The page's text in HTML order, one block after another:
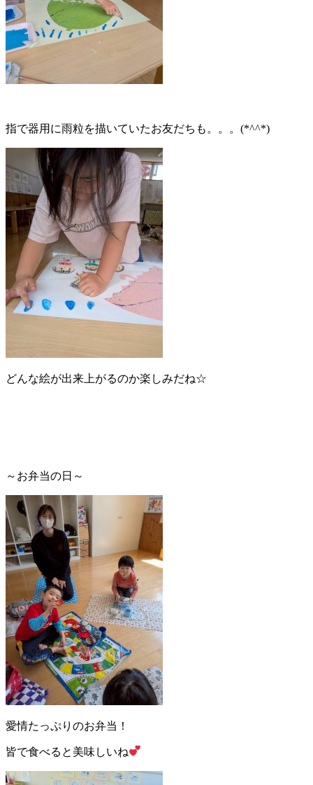
指で器用に雨粒を描いていたお友だちも。。。(*^^*)
どんな絵が出来上がるのか楽しみだね☆
～お弁当の日～
愛情たっぷりのお弁当！
皆で食べると美味しいね